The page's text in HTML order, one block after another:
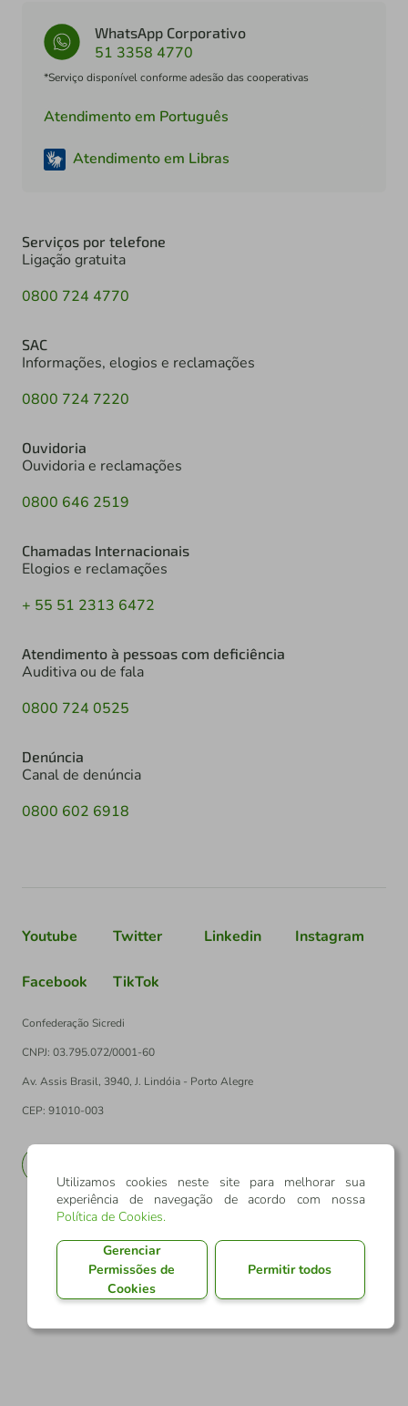
WhatsApp Corporativo
51 3358 4770
*Serviço disponível conforme adesão das cooperativas
Atendimento em Português
Atendimento em Libras
Serviços por telefone
Ligação gratuita
0800 724 4770
SAC
Informações, elogios e reclamações
0800 724 7220
Ouvidoria
Ouvidoria e reclamações
0800 646 2519
Chamadas Internacionais
Elogios e reclamações
+ 55 51 2313 6472
Atendimento à pessoas com deficiência
Auditiva ou de fala
0800 724 0525
Denúncia
Canal de denúncia
0800 602 6918
Youtube Twitter Linkedin Instagram
Facebook TikTok
Confederação Sicredi
CNPJ: 03.795.072/0001-60
Av. Assis Brasil, 3940, J. Lindóia - Porto Alegre
CEP: 91010-003
Utilizamos cookies neste site para melhorar sua
experiência de navegação de acordo com nossa
Política de Cookies.
Gerenciar
Permissões de
Cookies
Permitir todos